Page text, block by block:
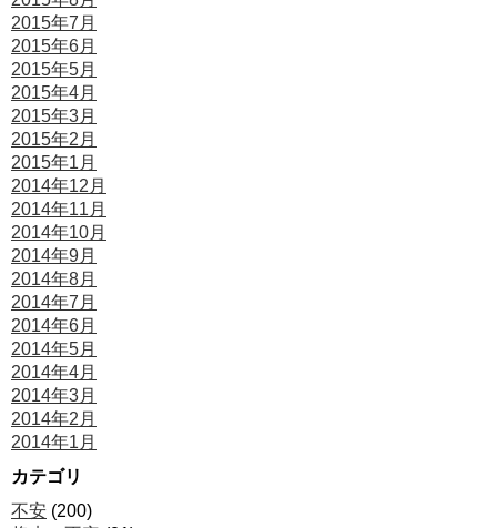
2015年7月
2015年6月
2015年5月
2015年4月
2015年3月
2015年2月
2015年1月
2014年12月
2014年11月
2014年10月
2014年9月
2014年8月
2014年7月
2014年6月
2014年5月
2014年4月
2014年3月
2014年2月
2014年1月
カテゴリ
不安 (200)